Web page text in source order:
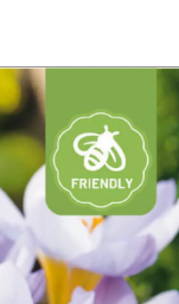
NAROČILO
VAŠA KOŠARICA JE